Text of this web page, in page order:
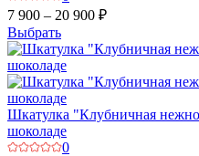
7 900 – 20 900 ₽
Выбрать
Шкатулка "Клубничная
шоколаде
0